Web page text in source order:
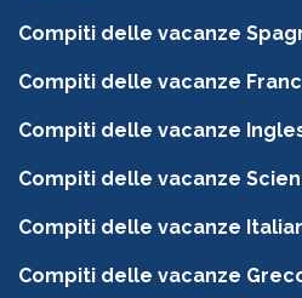
Compiti delle vacanze
Compiti delle vacanze
Compiti delle vacanze
Compiti delle vacanze
Compiti delle vacanze
Compiti delle vacanze